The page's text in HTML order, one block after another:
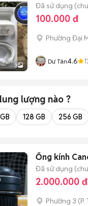
3
Đã sử dụng
100.000 đ
Phường Đại
Dư Tân4.6
lượng nào ?
128 GB 256 GB
Ống kính
Đã sử dụng
2.000.000 đ
Phường 3 (